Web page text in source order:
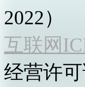
2022）
互联网
经营许